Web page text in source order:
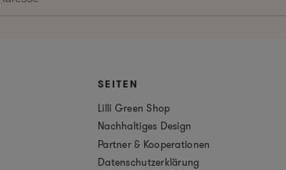
SEITEN
Lilli Green Shop
Nachhaltiges Design
Partner & Kooperationen
Datenschutzerklärung